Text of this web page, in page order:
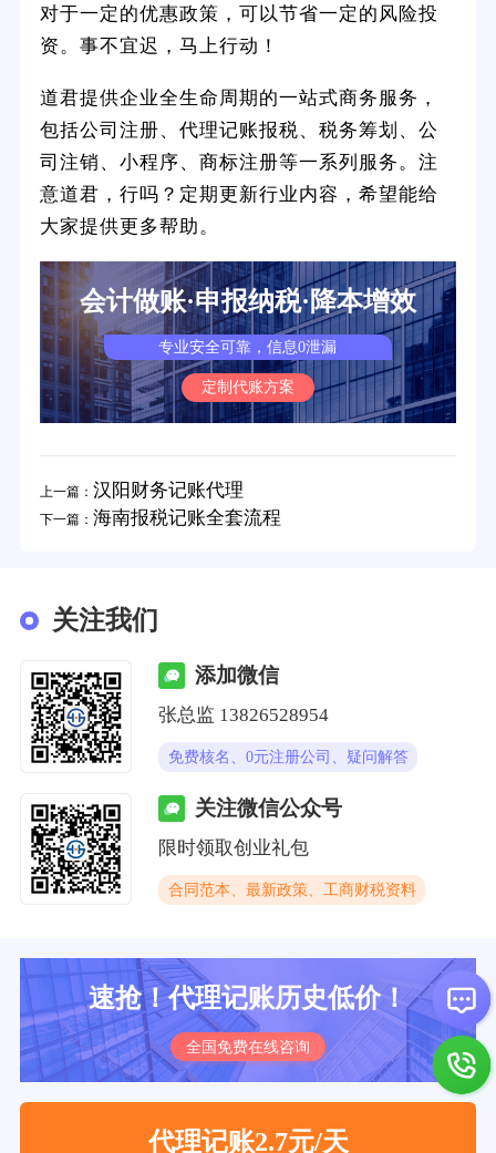
对于一定的优惠政策，可以节省一定的风险投
资。事不宜迟，马上行动！
道君提供企业全生命周期的一站式商务服务，
包括公司注册、代理记账报税、税务筹划、公
司注销、小程序、商标注册等一系列服务。注
意道君，行吗？定期更新行业内容，希望能给
大家提供更多帮助。
会计做账·申报纳税·降本增效
专业安全可靠，信息0泄漏
定制代账方案
上一篇： 汉阳财务记账代理
下一篇： 海南报税记账全套流程
关注我们
添加微信
张总监 13826528954
免费核名、0元注册公司、疑问解答
关注微信公众号
限时领取创业礼包
合同范本、最新政策、工商财税资料
速抢！代理记账历史低价！
全国免费在线咨询
代理记账2.7元/天